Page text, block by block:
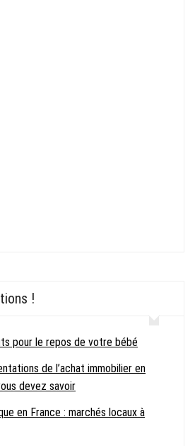
!
pour le repos de votre bébé
de l’achat immobilier en
devez savoir
en France : marchés locaux à